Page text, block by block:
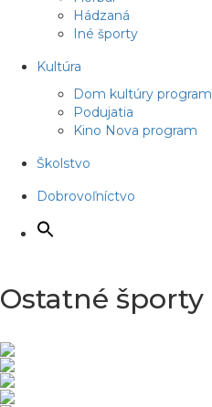
Hádzaná
Iné športy
Kultúra
Dom kultúry program
Podujatia
Kino Nova program
Školstvo
Dobrovoľníctvo
Ostatné športy